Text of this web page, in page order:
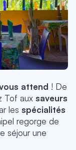
attend ! De
Tof aux saveurs
les spécialités
regorge de
séjour une